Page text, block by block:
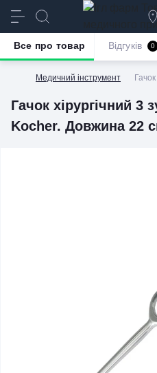
Медичний інструмент
Гачок хірургічний 3
Kocher. Довжина 22
Все про товар Відгуків 0